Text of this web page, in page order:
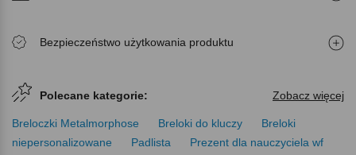
Bezpieczeństwo użytkowania produktu
Polecane kategorie: Zobacz więcej
Breloczki Metalmorphose Breloki do kluczy
Breloki
niepersonalizowane
Padlista Prezent dla nauczyciela wf